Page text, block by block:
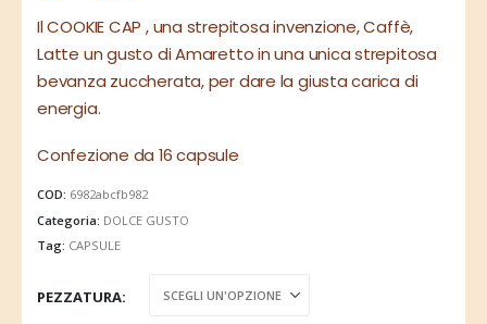
Il COOKIE CAP , una strepitosa invenzione, Caffè,
Latte un gusto di Amaretto in una unica strepitosa
bevanza zuccherata, per dare la giusta carica di
energia.
Confezione da 16 capsule
COD: 6982abcfb982
Categoria: DOLCE GUSTO
Tag: CAPSULE
PEZZATURA